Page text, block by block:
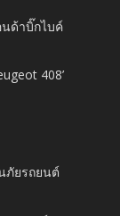
นด้าบิ๊กไบค์
408’
ภัยรถยนต์